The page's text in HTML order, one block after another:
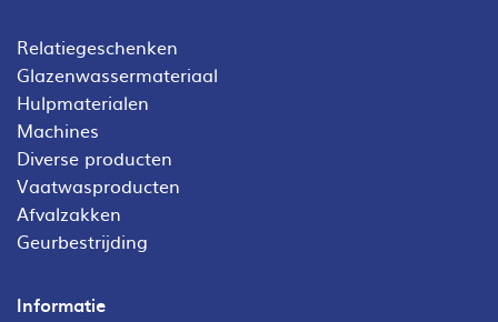
Relatiegeschenken
Glazenwassermateriaal
Hulpmaterialen
Machines
Diverse producten
Vaatwasproducten
Afvalzakken
Geurbestrijding
Informatie